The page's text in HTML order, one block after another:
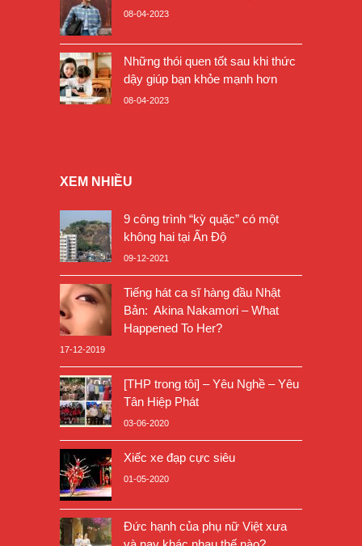
08-04-2023
Những thói quen tốt sau khi thức
dậy giúp bạn khỏe mạnh hơn
08-04-2023
XEM NHIỀU
9 công trình “kỳ quặc” có một
không hai tại Ấn Độ
09-12-2021
Tiếng hát ca sĩ hàng đầu Nhật
Bản: Akina Nakamori – What
Happened To Her?
17-12-2019
[THP trong tôi] – Yêu Nghề – Yêu
Tân Hiệp Phát
03-06-2020
Xiếc xe đạp cực siêu
01-05-2020
Đức hạnh của phụ nữ Việt xưa